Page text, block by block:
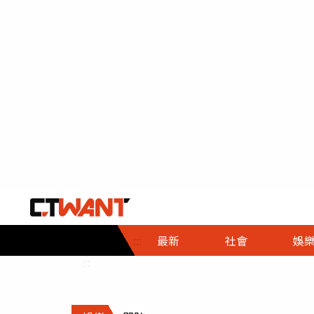
::: 最新 社會
社會首頁
時事
調查
娛樂
娛樂首頁
即時
財經首頁
熱線
政